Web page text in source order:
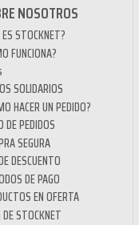
NOSOTROS
ES STOCKNET?
FUNCIONA?
SOLIDARIOS
HACER UN PEDIDO?
DE PEDIDOS
SEGURA
DESCUENTO
DE PAGO
EN OFERTA
DE STOCKNET